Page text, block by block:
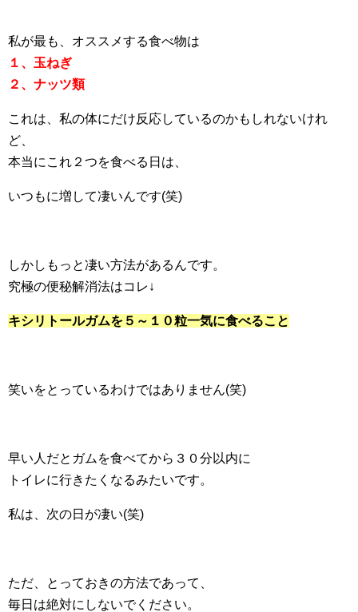
私が最も、オススメする食べ物は
１、玉ねぎ
２、ナッツ類
これは、私の体にだけ反応しているのかもしれないけれ
ど、
本当にこれ２つを食べる日は、
いつもに増して凄いんです(笑)
しかしもっと凄い方法があるんです。
究極の便秘解消法はコレ↓
キシリトールガムを５～１０粒一気に食べること
笑いをとっているわけではありません(笑)
早い人だとガムを食べてから３０分以内に
トイレに行きたくなるみたいです。
私は、次の日が凄い(笑)
ただ、とっておきの方法であって、
毎日は絶対にしないでください。